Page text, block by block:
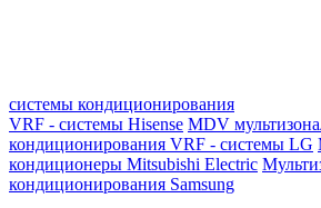
системы кондиционирования
VRF - системы Hisense MDV
кондиционирования VRF - системы LG
кондиционеры Mitsubishi Electric
кондиционирования Samsung